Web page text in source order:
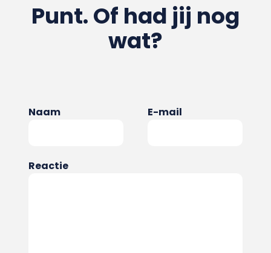
Punt. Of had jij nog
wat?
Naam E-mail
Reactie